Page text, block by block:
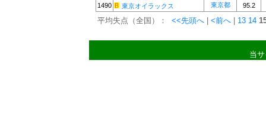
1490 東京オイラックス 東京都 95.2
平均失点（全国）： <<先頭へ <前へ 13 14
当